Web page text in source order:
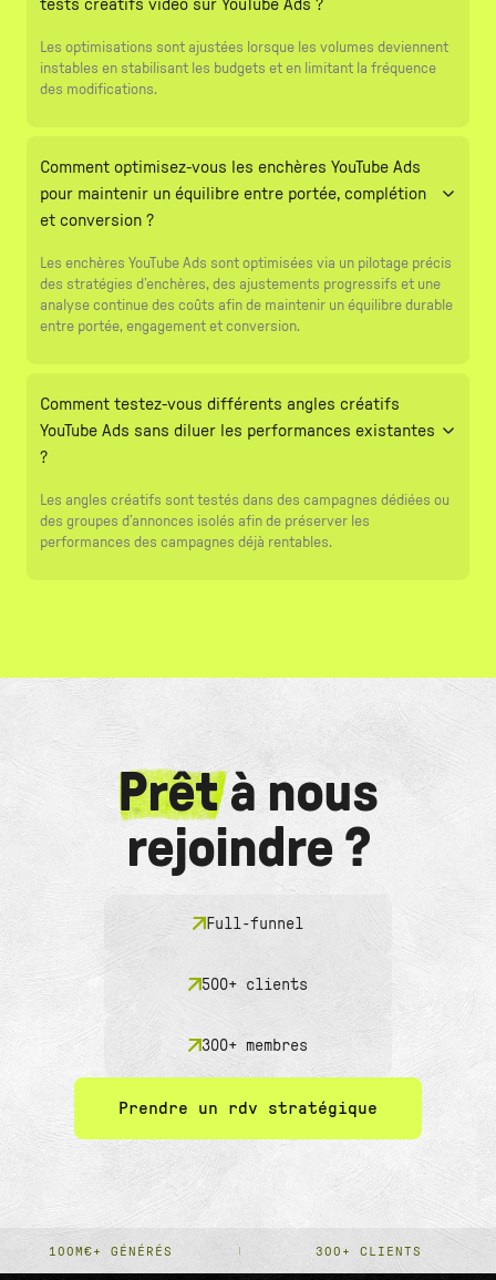
tests créatifs vidéo sur YouTube Ads ?
Les optimisations sont ajustées lorsque les volumes deviennent
instables en stabilisant les budgets et en limitant la fréquence
des modifications.
Comment optimisez-vous les enchères YouTube Ads
pour maintenir un équilibre entre portée, complétion
et conversion ?
Les enchères YouTube Ads sont optimisées via un pilotage précis
des stratégies d’enchères, des ajustements progressifs et une
analyse continue des coûts afin de maintenir un équilibre durable
entre portée, engagement et conversion.
Comment testez-vous différents angles créatifs
YouTube Ads sans diluer les performances existantes
?
Les angles créatifs sont testés dans des campagnes dédiées ou
des groupes d’annonces isolés afin de préserver les
performances des campagnes déjà rentables.
Prêtà nous
rejoindre ?
Full-funnel
500+ clients
300+ membres
Prendre un rdv stratégique
100M€+ GÉNÉRÉS 300+ CLIENTS